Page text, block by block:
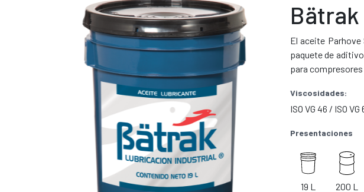
Bätrak
El aceite
paquete de
para
Viscosidades:
ISO VG 46 / ISO
Presentaciones
19 L 200 L